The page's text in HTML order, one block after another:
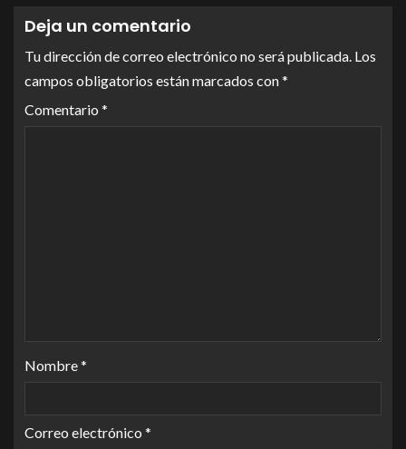
Deja un comentario
Tu dirección de correo electrónico no será publicada. Los
campos obligatorios están marcados con*
Comentario *
Nombre*
Correo electrónico *